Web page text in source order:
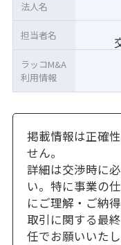
法人名
担当者名
ラッコM&A
利用情報
掲載情報は正確
せん。
詳細は交渉時に
い。特に事業の
にご理解・ご納
取引に関する最
任でお願いいたし